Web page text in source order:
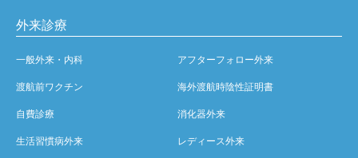
外来診療
一般外来・内科 アフターフォロー外来
渡航前ワクチン 海外渡航時陰性証明書
自費診療 消化器外来
生活習慣病外来 レディース外来